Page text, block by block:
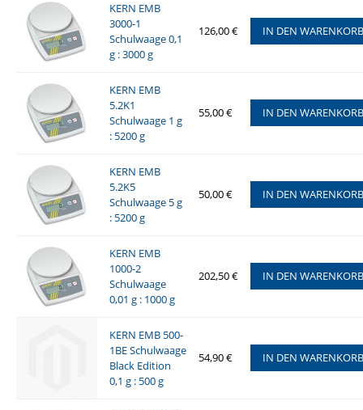
KERN EMB
3000-1
Schulwaage 0,1
g : 3000 g
126,00 € IN DEN WARENKORB
KERN EMB
5.2K1
Schulwaage 1 g
: 5200 g
55,00 € IN DEN WARENKORB
KERN EMB
5.2K5
Schulwaage 5 g
: 5200 g
50,00 € IN DEN WARENKORB
KERN EMB
1000-2
Schulwaage
0,01 g : 1000 g
202,50 € IN DEN WARENKORB
KERN EMB 500-
1BE Schulwaage
Black Edition
0,1 g : 500 g
54,90 € IN DEN WARENKORB